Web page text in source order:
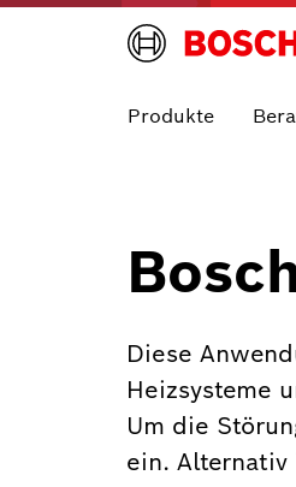
Produkte
Diese
Heizsysteme
Um die
ein. Alternativ